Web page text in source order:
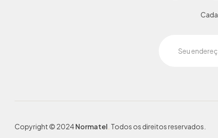
Copyright © 2024Normatel Todos os direitos reservados.